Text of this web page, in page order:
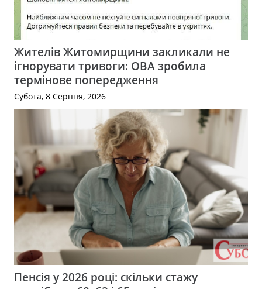
Жителів Житомирщини закликали не
ігнорувати тривоги: ОВА зробила
термінове попередження
Субота, 8 Серпня, 2026
Пенсія у 2026 році: скільки стажу